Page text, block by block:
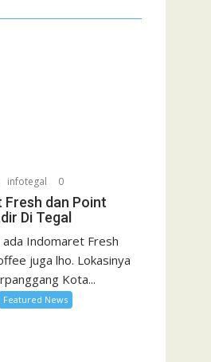
infotegal 0
Fresh dan Point
Di Tegal
ada Indomaret Fresh
juga lho. Lokasinya
Kota...
Featured News